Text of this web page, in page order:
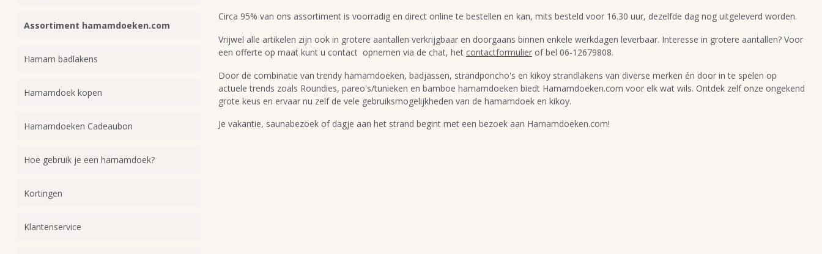
Assortiment hamamdoeken.com
Hamam badlakens
Hamamdoek kopen
Hamamdoeken Cadeaubon
Hoe gebruik je een hamamdoek?
Kortingen
Klantenservice
Circa 95% van ons assortiment is voorradig en direct online te bestellen en kan, mits besteld voor 16.30 uur, dezelfde dag nog uitgeleverd worden.
Vrijwel alle artikelen zijn ook in grotere aantallen verkrijgbaar en doorgaans binnen enkele werkdagen leverbaar. Interesse in grotere aantallen? Voor
een offerte op maat kunt u contact opnemen via de chat, het contactformulier of bel 06-12679808.
Door de combinatie van trendy hamamdoeken, badjassen, strandponcho's en kikoy strandlakens van diverse merken én door in te spelen op
actuele trends zoals Roundies, pareo's/tunieken en bamboe hamamdoeken biedt Hamamdoeken.com voor elk wat wils. Ontdek zelf onze ongekend
grote keus en ervaar nu zelf de vele gebruiksmogelijkheden van de hamamdoek en kikoy.
Je vakantie, saunabezoek of dagje aan het strand begint met een bezoek aan Hamamdoeken.com!